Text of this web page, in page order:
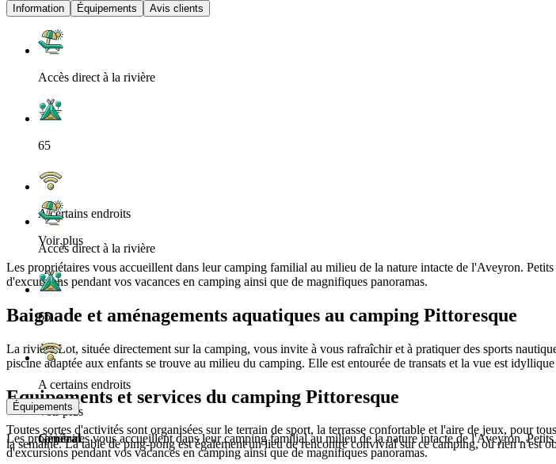
Information Équipements Avis clients
Accès direct à la rivière
65
A certains endroits
Voir plus
Les propriétaires vous accueillent dans leur camping familial au milieu de la nature intacte de l'Aveyron.
d'excursions pendant vos vacances en camping ainsi que de magnifiques panoramas.
Baignade et aménagements aquatiques au camping Pittoresque
La rivière Lot, située directement sur la camping, vous invite à vous rafraîchir et à pratiquer des sports
piscine adaptée aux enfants se trouve au milieu du camping. Elle est entourée de transats et la vue est
Equipements et services du camping Pittoresque
Toutes sortes d'activités sont organisées sur le terrain de sport, la terrasse confortable et l'aire de jeux, pour
la semaine. La table de ping-pong est également un lieu de rencontre convivial sur ce camping, où rien n'est
Accès direct à la rivière
65
A certains endroits
Voir plus
Les propriétaires vous accueillent dans leur camping familial au milieu de la nature intacte de l'Aveyron.
d'excursions pendant vos vacances en camping ainsi que de magnifiques panoramas.
Équipements
Général